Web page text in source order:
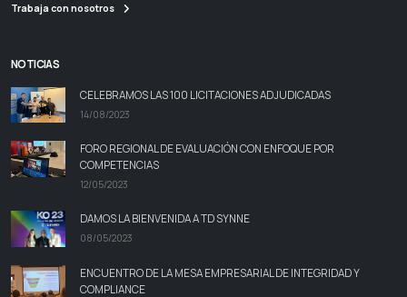
Trabaja con nosotros
NOTICIAS
CELEBRAMOS LAS 100 LICITACIONES ADJUDICADAS
14/08/2023
FORO REGIONAL DE EVALUACIÓN CON ENFOQUE POR
COMPETENCIAS
12/05/2023
DAMOS LA BIENVENIDA A TD SYNNE
08/05/2023
ENCUENTRO DE LA MESA EMPRESARIAL DE INTEGRIDAD Y
COMPLIANCE